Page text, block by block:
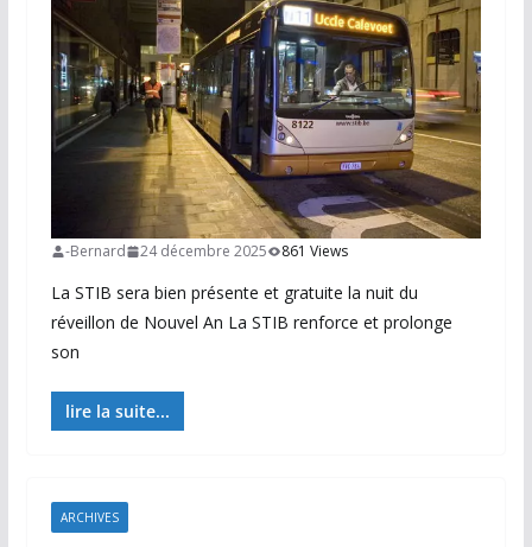
-Bernard 24 décembre 2025 861 Views
La STIB sera bien présente et gratuite la nuit du
réveillon de Nouvel An La STIB renforce et prolonge
son
lire la suite...
ARCHIVES